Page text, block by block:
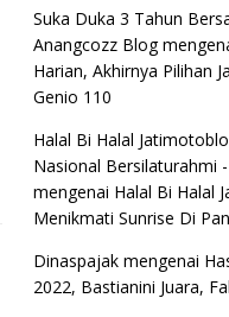
Suka Duka 3 Tahun
Anangcozz Blog
Harian, Akhirnya Pilihan
Genio 110
Halal Bi Halal
Nasional Bersilaturahmi
mengenai Halal Bi Halal
Menikmati Sunrise Di
Dinaspajakmengenai
2022, Bastianini Juara,